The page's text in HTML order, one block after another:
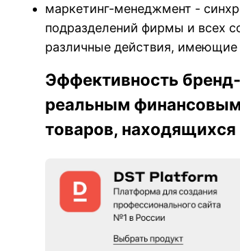
маркетинг-менеджмент -
подразделений фирмы и всех
различные действия, имеющие
Эффективность
реальным
товаров, находящихся